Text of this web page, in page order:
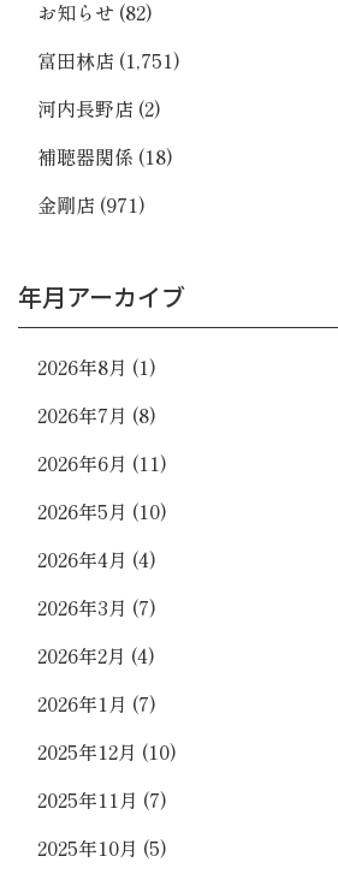
お知らせ (82)
富田林店 (1,751)
河内長野店 (2)
補聴器関係 (18)
金剛店 (971)
年月アーカイブ
2026年8月 (1)
2026年7月 (8)
2026年6月 (11)
2026年5月 (10)
2026年4月 (4)
2026年3月 (7)
2026年2月 (4)
2026年1月 (7)
2025年12月 (10)
2025年11月 (7)
2025年10月 (5)